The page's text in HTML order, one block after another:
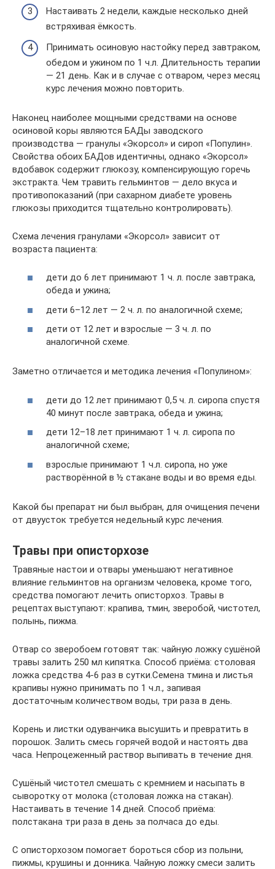
Настаивать 2 недели, каждые несколько дней
встряхивая ёмкость.
Принимать осиновую настойку перед завтраком,
обедом и ужином по 1 ч.л. Длительность терапии
— 21 день. Как и в случае с отваром, через месяц
курс лечения можно повторить.
Наконец наиболее мощными средствами на основе
осиновой коры являются БАДы заводского
производства — гранулы «Экорсол» и сироп «Популин».
Свойства обоих БАДов идентичны, однако «Экорсол»
вдобавок содержит глюкозу, компенсирующую горечь
экстракта. Чем травить гельминтов — дело вкуса и
противопоказаний (при сахарном диабете уровень
глюкозы приходится тщательно контролировать).
Схема лечения гранулами «Экорсол» зависит от
возраста пациента:
дети до 6 лет принимают 1 ч. л. после завтрака,
обеда и ужина;
дети 6–12 лет — 2 ч. л. по аналогичной схеме;
дети от 12 лет и взрослые — 3 ч. л. по
аналогичной схеме.
Заметно отличается и методика лечения «Популином»:
дети до 12 лет принимают 0,5 ч. л. сиропа спустя
40 минут после завтрака, обеда и ужина;
дети 12–18 лет принимают 1 ч. л. сиропа по
аналогичной схеме;
взрослые принимают 1 ч.л. сиропа, но уже
растворённой в ½ стакане воды и во время еды.
Какой бы препарат ни был выбран, для очищения печени
от двуусток требуется недельный курс лечения.
Травы при описторхозе
Травяные настои и отвары уменьшают негативное
влияние гельминтов на организм человека, кроме того,
средства помогают лечить описторхоз. Травы в
рецептах выступают: крапива, тмин, зверобой, чистотел,
полынь, пижма.
Отвар со зверобоем готовят так: чайную ложку сушёной
травы залить 250 мл кипятка. Способ приёма: столовая
ложка средства 4-6 раз в сутки.Семена тмина и листья
крапивы нужно принимать по 1 ч.л., запивая
достаточным количеством воды, три раза в день.
Корень и листки одуванчика высушить и превратить в
порошок. Залить смесь горячей водой и настоять два
часа. Непроцеженный раствор выпивать в течение дня.
Сушёный чистотел смешать с кремнием и насыпать в
сыворотку от молока (столовая ложка на стакан).
Настаивать в течение 14 дней. Способ приёма:
полстакана три раза в день за полчаса до еды.
С описторхозом помогает бороться сбор из полыни,
пижмы, крушины и донника. Чайную ложку смеси залить